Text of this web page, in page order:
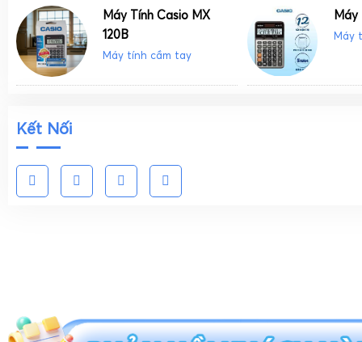
Máy Tính Casio MX
120B
Máy tính cầm tay
Máy
Máy
Kết Nối